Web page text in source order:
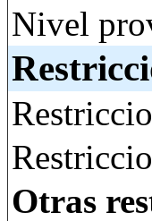
Nivel
Otras